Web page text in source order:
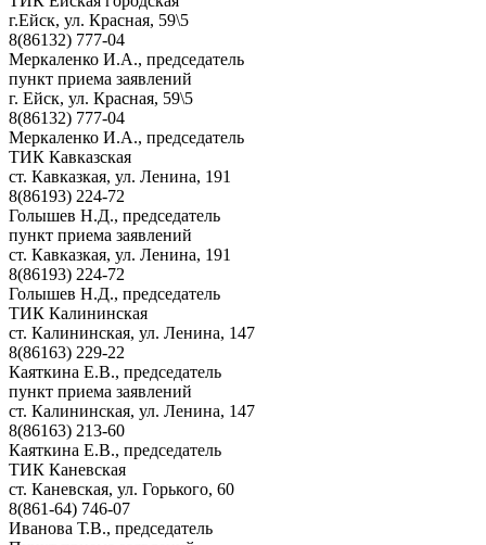
г.Ейск, ул. Красная, 59\5
8(86132) 777-04
Меркаленко И.А., председатель
пункт приема заявлений
г. Ейск, ул. Красная, 59\5
8(86132) 777-04
Меркаленко И.А., председатель
ТИК Кавказская
ст. Кавказкая, ул. Ленина, 191
8(86193) 224-72
Голышев Н.Д., председатель
пункт приема заявлений
ст. Кавказкая, ул. Ленина, 191
8(86193) 224-72
Голышев Н.Д., председатель
ТИК Калининская
ст. Калининская, ул. Ленина, 147
8(86163) 229-22
Каяткина Е.В., председатель
пункт приема заявлений
ст. Калининская, ул. Ленина, 147
8(86163) 213-60
Каяткина Е.В., председатель
ТИК Каневская
ст. Каневская, ул. Горького, 60
8(861-64) 746-07
Иванова Т.В., председатель